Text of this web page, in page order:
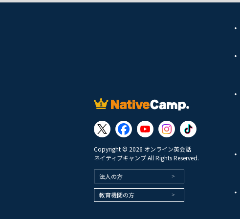
Copyright © 2026 オンライン英会話
ネイティブキャンプ All Rights Reserved.
法人の方
教育機関の方